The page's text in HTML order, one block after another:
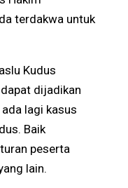
terdakwa untuk
Kudus
dijadikan
lagi kasus
Baik
peserta
lain.